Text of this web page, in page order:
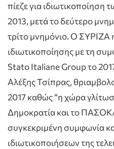
πίεζε για ιδιωτικοποίηση
2013, μετά το δεύτερο
τρίτο μνημόνιο. Ο ΣΥΡΙΖΑ
ιδιωτικοποίησης με τη
Stato Italiane Group το
Αλέξης Τσίπρας,
2017 καθώς “η χώρα
Δημοκρατία και το
συγκεκριμένη συμφωνία
ιδιωτικοποιήσεων της